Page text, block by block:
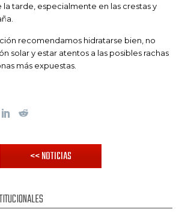
la tarde, especialmente en las crestas y
recomendamos hidratarse bien, no
solar y estar atentos a las posibles rachas
más expuestas.
<< NOTICIAS